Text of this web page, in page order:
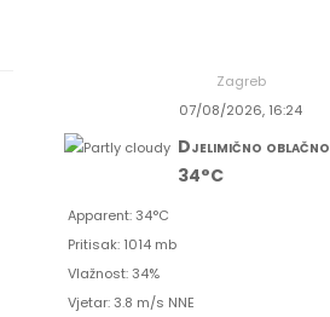
Zagreb
07/08/2026, 16:24
Djelimično oblačno
34°C
Apparent: 34°C
Pritisak: 1014 mb
Vlažnost: 34%
Vjetar: 3.8 m/s NNE